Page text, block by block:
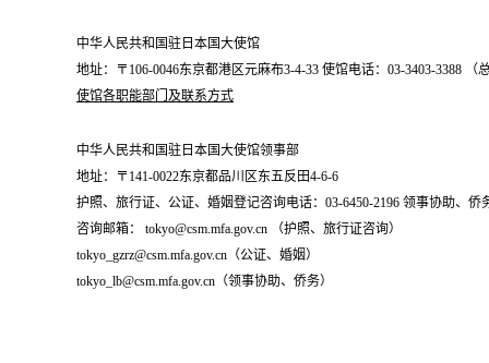
中华人民共和国驻日本国大使馆
地址：〒106-0046东京都港区元麻布3-4-33 使馆电话：03-3403-3388 （
使馆各职能部门及联系方式
中华人民共和国驻日本国大使馆领事部
地址：〒141-0022东京都品川区东五反田4-6-6
护照、旅行证、公证、婚姻登记咨询电话：03-6450-2196 领事协助、侨
咨询邮箱： tokyo@csm.mfa.gov.cn （护照、旅行证咨询）
tokyo_gzrz@csm.mfa.gov.cn（公证、婚姻）
tokyo_lb@csm.mfa.gov.cn（领事协助、侨务）